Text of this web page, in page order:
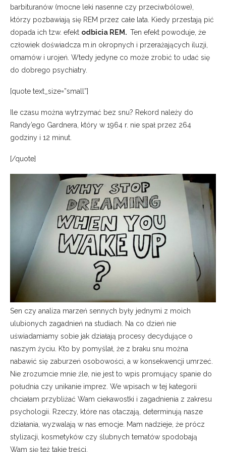
barbituranów (mocne leki nasenne czy przeciwbólowe),
którzy pozbawiają się REM przez całe lata. Kiedy przestają pić
dopada ich tzw. efekt odbicia REM. Ten efekt powoduje, że
człowiek doświadcza m.in okropnych i przerażających iluzji,
omamów i urojeń. Wtedy jedyne co może zrobić to udać się
do dobrego psychiatry.
[quote text_size=”small”]
Ile czasu można wytrzymać bez snu? Rekord należy do
Randy’ego Gardnera, który w 1964 r. nie spał przez 264
godziny i 12 minut.
[/quote]
Sen czy analiza marzeń sennych były jednymi z moich
ulubionych zagadnień na studiach. Na co dzień nie
uświadamiamy sobie jak działają procesy decydujące o
naszym życiu. Kto by pomyślał, że z braku snu można
nabawić się zaburzeń osobowości, a w konsekwencji umrzeć.
Nie zrozumcie mnie źle, nie jest to wpis promujący spanie do
południa czy unikanie imprez. We wpisach w tej kategorii
chciałam przybliżać Wam ciekawostki i zagadnienia z zakresu
psychologii. Rzeczy, które nas otaczają, determinują nasze
działania, wyzwalają w nas emocje. Mam nadzieje, że prócz
stylizacji, kosmetyków czy ślubnych tematów spodobają
Wam się też takie treści.